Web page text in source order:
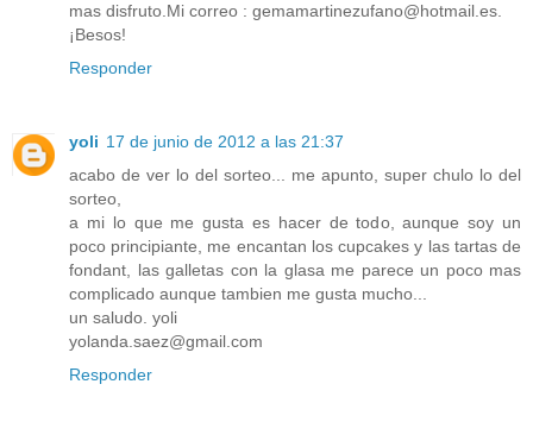
mas disfruto.Mi correo : gemamartinezufano@hotmail.es.
¡Besos!
Responder
yoli 17 de junio de 2012 a las 21:37
acabo de ver lo del sorteo... me apunto, super chulo lo del
sorteo,
a mi lo que me gusta es hacer de todo, aunque soy un
poco principiante, me encantan los cupcakes y las tartas de
fondant, las galletas con la glasa me parece un poco mas
complicado aunque tambien me gusta mucho...
un saludo. yoli
yolanda.saez@gmail.com
Responder